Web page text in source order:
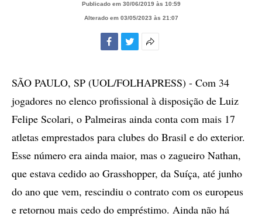
Publicado em 30/06/2019 às 10:59
Alterado em 03/05/2023 às 21:07
compartilhamento
SÃO PAULO, SP (UOL/FOLHAPRESS) - Com 34
jogadores no elenco profissional à disposição de Luiz
Felipe Scolari, o Palmeiras ainda conta com mais 17
atletas emprestados para clubes do Brasil e do exterior.
Esse número era ainda maior, mas o zagueiro Nathan,
que estava cedido ao Grasshopper, da Suíça, até junho
do ano que vem, rescindiu o contrato com os europeus
e retornou mais cedo do empréstimo. Ainda não há